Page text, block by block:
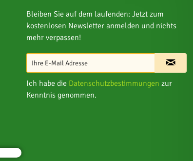
Bleiben Sie auf dem laufenden: Jetzt zum
kostenlosen Newsletter anmelden und nichts
mehr verpassen!
Ich habe die Datenschutzbestimmungen zur
Kenntnis genommen.